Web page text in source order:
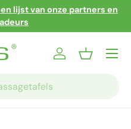
lijst van onze partners en
InloggenMandje
Menu